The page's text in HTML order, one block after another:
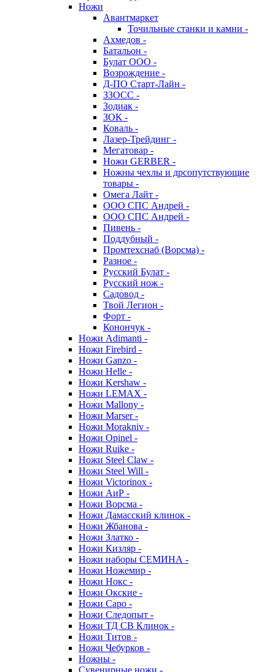
Ножи
Авантмаркет
Точильные станки и камни -
Ахмедов -
Батальон -
Булат ООО -
Возрождение -
Д-ПО Старт-Лайн -
ЗЗОСС -
Зодиак -
ЗОК -
Коваль -
Лазер-Трейдинг -
Мегатовар -
Ножи GERBER -
Ножны чехлы и дрсопутствующие
товары -
Омега Лайт -
ООО СПС Андрей -
ООО СПС Андрей -
Пивень -
Поддубный -
Промтехснаб (Ворсма) -
Разное -
Русский Булат -
Русский нож -
Садовод -
Твой Легион -
Форт -
Конончук -
Ножи Adimanti -
Ножи Firebird -
Ножи Ganzo -
Ножи Helle -
Ножи Kershaw -
Ножи LEMAX -
Ножи Mallony -
Ножи Marser -
Ножи Morakniv -
Ножи Opinel -
Ножи Ruike -
Ножи Steel Claw -
Ножи Steel Will -
Ножи Victorinox -
Ножи АиР -
Ножи Ворсма -
Ножи Дамасский клинок -
Ножи Жбанова -
Ножи Златко -
Ножи Кизляр -
Ножи наборы СЕМИНА -
Ножи Ножемир -
Ножи Нокс -
Ножи Окские -
Ножи Саро -
Ножи Следопыт -
Ножи ТД СВ Клинок -
Ножи Титов -
Ножи Чебурков -
Ножны -
Сувенирные ножи -